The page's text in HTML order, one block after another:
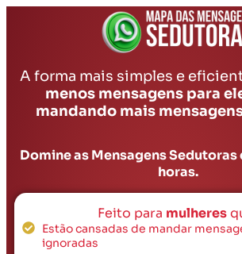
A forma mais simples e
menos mensagens para
mandando mais
Domine as Mensagens Sedutoras
horas.
Feito para mulheres
Estão cansadas de mandar
ignoradas